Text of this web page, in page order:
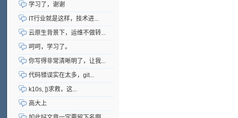
学习了，谢谢
IT行业就是这样，技术进...
云原生背景下，运维不做转...
呵呵，学习了。
你写得非常清晰明了，让我...
代码错误实在太多，git...
k10s, ])求救，这...
高大上